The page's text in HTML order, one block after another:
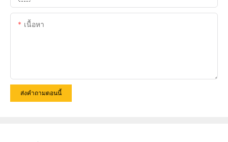
เนื้อหา
ส่งคำถามตอนนี้